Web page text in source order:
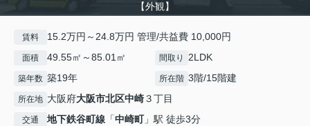
【外観】
賃料 15.2万円～24.8万円 管理/共益費 10,000円
面積 49.55㎡～85.01㎡ 間取り 2LDK
築年数 築19年 所在階 3階/15階建
所在地 大阪府大阪市北区中崎３丁目
交通 地下鉄谷町線 「中崎町」駅 徒歩3分